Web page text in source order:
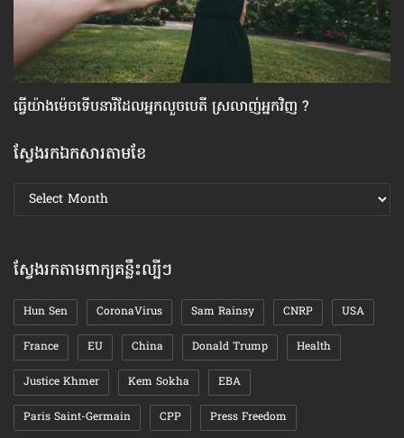
ធ្វើ​យ៉ាងម៉េច​ទើប​នារី​ដែល​អ្នក​លួចបេតី ស្រលាញ់​អ្នកវិញ ?
ស្វែងរកឯកសារតាមខែ
ស្វែងរក
ឯកសារ
ស្វែងរកតាមពាក្យគន្លឹះល្បីៗ
Hun Sen CoronaVirus Sam Rainsy CNRP USA
France EU China Donald Trump Health
Justice Khmer Kem Sokha EBA
Paris Saint-Germain CPP Press Freedom